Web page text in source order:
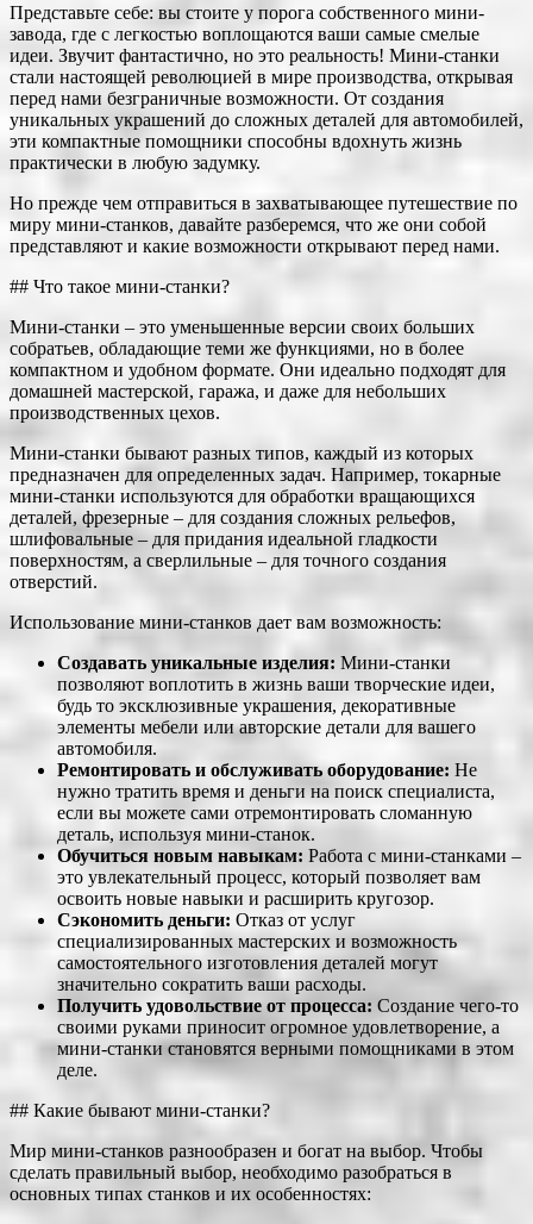
Представьте себе: вы стоите у порога собственного мини-
завода, где с легкостью воплощаются ваши самые смелые
идеи. Звучит фантастично, но это реальность! Мини-станки
стали настоящей революцией в мире производства, открывая
перед нами безграничные возможности. От создания
уникальных украшений до сложных деталей для автомобилей,
эти компактные помощники способны вдохнуть жизнь
практически в любую задумку.
Но прежде чем отправиться в захватывающее путешествие по
миру мини-станков, давайте разберемся, что же они собой
представляют и какие возможности открывают перед нами.
## Что такое мини-станки?
Мини-станки – это уменьшенные версии своих больших
собратьев, обладающие теми же функциями, но в более
компактном и удобном формате. Они идеально подходят для
домашней мастерской, гаража, и даже для небольших
производственных цехов.
Мини-станки бывают разных типов, каждый из которых
предназначен для определенных задач. Например, токарные
мини-станки используются для обработки вращающихся
деталей, фрезерные – для создания сложных рельефов,
шлифовальные – для придания идеальной гладкости
поверхностям, а сверлильные – для точного создания
отверстий.
Использование мини-станков дает вам возможность:
Создавать уникальные изделия: Мини-станки
позволяют воплотить в жизнь ваши творческие идеи,
будь то эксклюзивные украшения, декоративные
элементы мебели или авторские детали для вашего
автомобиля.
Ремонтировать и обслуживать оборудование: Не
нужно тратить время и деньги на поиск специалиста,
если вы можете сами отремонтировать сломанную
деталь, используя мини-станок.
Обучиться новым навыкам: Работа с мини-станками –
это увлекательный процесс, который позволяет вам
освоить новые навыки и расширить кругозор.
Сэкономить деньги: Отказ от услуг
специализированных мастерских и возможность
самостоятельного изготовления деталей могут
значительно сократить ваши расходы.
Получить удовольствие от процесса: Создание чего-то
своими руками приносит огромное удовлетворение, а
мини-станки становятся верными помощниками в этом
деле.
## Какие бывают мини-станки?
Мир мини-станков разнообразен и богат на выбор. Чтобы
сделать правильный выбор, необходимо разобраться в
основных типах станков и их особенностях: